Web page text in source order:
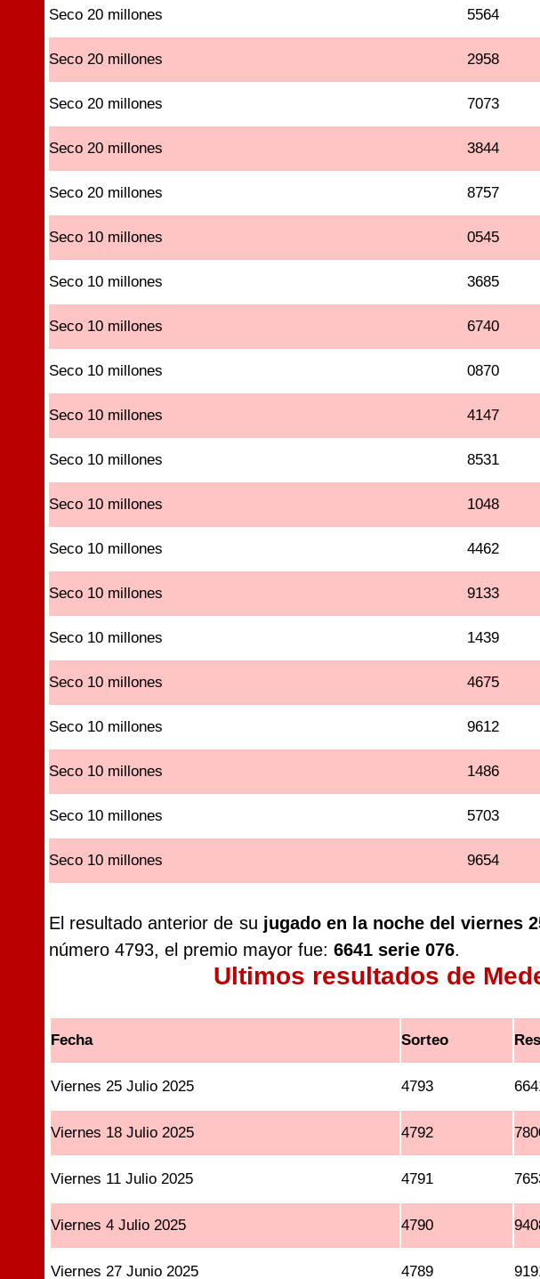
Seco 20 millones 5564
Seco 20 millones 2958
Seco 20 millones 7073
Seco 20 millones 3844
Seco 20 millones 8757
Seco 10 millones 0545
Seco 10 millones 3685
Seco 10 millones 6740
Seco 10 millones 0870
Seco 10 millones 4147
Seco 10 millones 8531
Seco 10 millones 1048
Seco 10 millones 4462
Seco 10 millones 9133
Seco 10 millones 1439
Seco 10 millones 4675
Seco 10 millones 9612
Seco 10 millones 1486
Seco 10 millones 5703
Seco 10 millones 9654
El resultado anterior de su jugado en la noche del viernes
número 4793, el premio mayor fue: 6641 serie 076.
Ultimos resultados de
Fecha Sorteo
Viernes 25 Julio 2025 4793
Viernes 18 Julio 2025 4792
Viernes 11 Julio 2025 4791
Viernes 4 Julio 2025 4790
Viernes 27 Junio 2025 4789